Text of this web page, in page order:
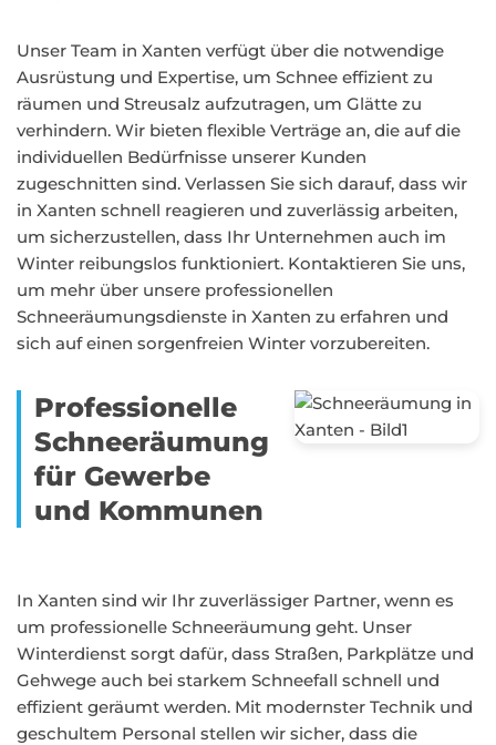
Unser Team in Xanten verfügt über die notwendige
Ausrüstung und Expertise, um Schnee effizient zu
räumen und Streusalz aufzutragen, um Glätte zu
verhindern. Wir bieten flexible Verträge an, die auf die
individuellen Bedürfnisse unserer Kunden
zugeschnitten sind. Verlassen Sie sich darauf, dass wir
in Xanten schnell reagieren und zuverlässig arbeiten,
um sicherzustellen, dass Ihr Unternehmen auch im
Winter reibungslos funktioniert. Kontaktieren Sie uns,
um mehr über unsere professionellen
Schneeräumungsdienste in Xanten zu erfahren und
sich auf einen sorgenfreien Winter vorzubereiten.
Professionelle
Schneeräumung
für Gewerbe
und Kommunen
In Xanten sind wir Ihr zuverlässiger Partner, wenn es
um professionelle Schneeräumung geht. Unser
Winterdienst sorgt dafür, dass Straßen, Parkplätze und
Gehwege auch bei starkem Schneefall schnell und
effizient geräumt werden. Mit modernster Technik und
geschultem Personal stellen wir sicher, dass die